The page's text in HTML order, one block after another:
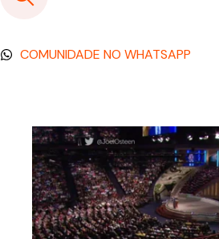
COMUNIDADE NO WHATSAPP